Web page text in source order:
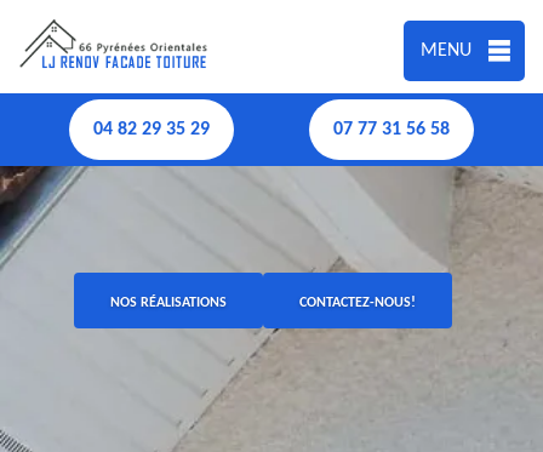
MENU
04 82 29 35 29 07 77 31 56 58
NOS RÉALISATIONS CONTACTEZ-NOUS!